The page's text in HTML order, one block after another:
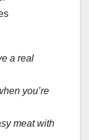
a real
you’re
meat with